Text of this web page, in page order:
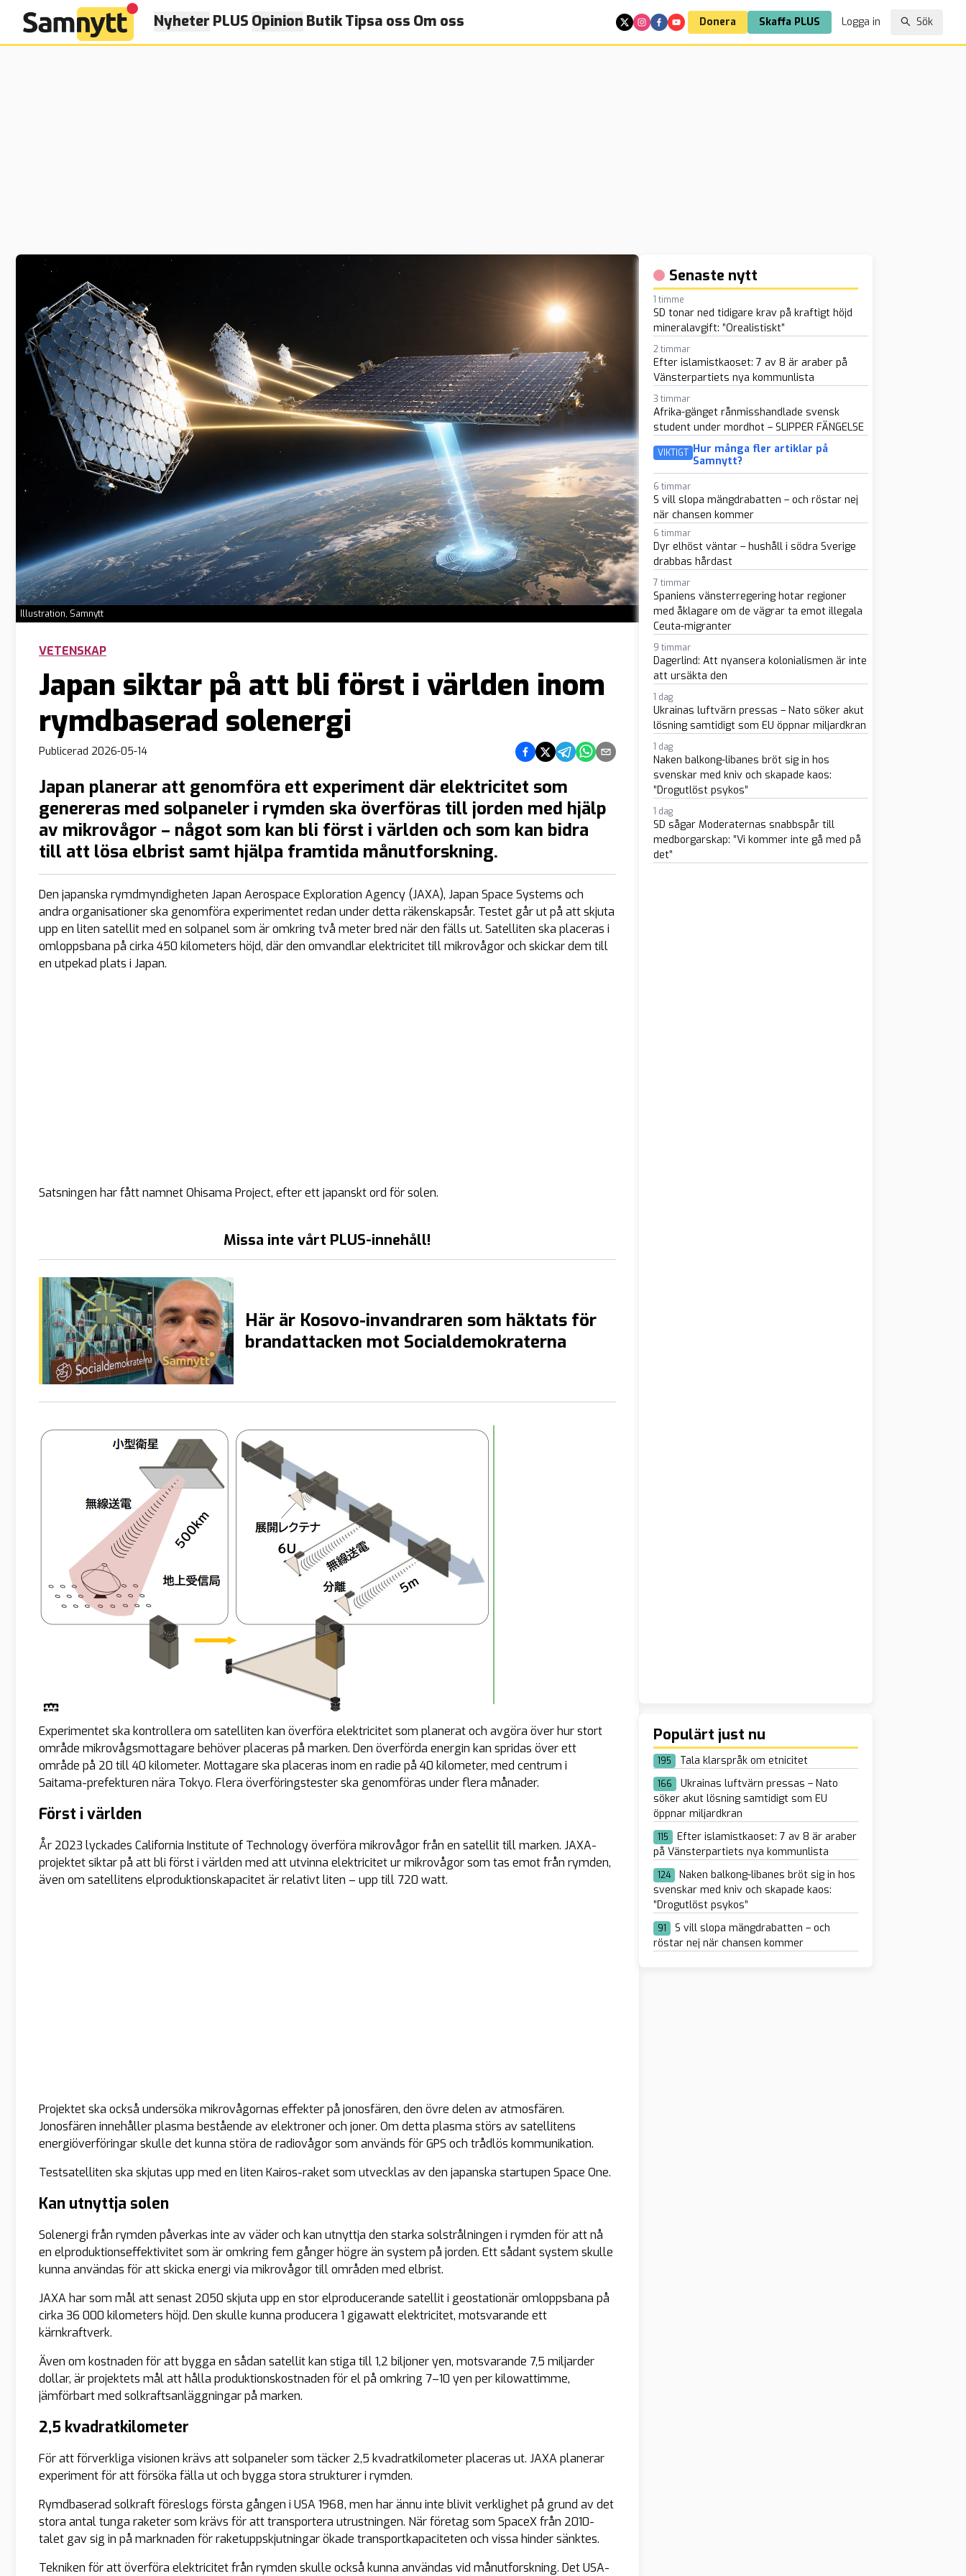
Nyheter PLUS Opinion ButikTipsa oss Om oss Donera Skaffa PLUS Logga in Sök
Illustration, Samnytt
VETENSKAP
Japan siktar på att bli först i världen inom
rymdbaserad solenergi
Publicerad 2026-05-14 Dela på Facebook
Dela på Twitter
Dela på Telegram
Dela på Whatsapp
Dela via e-post
Japan planerar att genomföra ett experiment där elektricitet som
genereras med solpaneler i rymden ska överföras till jorden med hjälp
av mikrovågor – något som kan bli först i världen och som kan bidra
till att lösa elbrist samt hjälpa framtida månutforskning.
Den japanska rymdmyndigheten Japan Aerospace Exploration Agency (JAXA), Japan Space Systems och
andra organisationer ska genomföra experimentet redan under detta räkenskapsår. Testet går ut på att skjuta
upp en liten satellit med en solpanel som är omkring två meter bred när den fälls ut. Satelliten ska placeras i
omloppsbana på cirka 450 kilometers höjd, där den omvandlar elektricitet till mikrovågor och skickar dem till
en utpekad plats i Japan.
Satsningen har fått namnet Ohisama Project, efter ett japanskt ord för solen.
Missa inte vårt PLUS-innehåll!
Här är Kosovo-invandraren som häktats för
brandattacken mot Socialdemokraterna
Experimentet ska kontrollera om satelliten kan överföra elektricitet som planerat och avgöra över hur stort
område mikrovågsmottagare behöver placeras på marken. Den överförda energin kan spridas över ett
område på 20 till 40 kilometer. Mottagare ska placeras inom en radie på 40 kilometer, med centrum i
Saitama-prefekturen nära Tokyo. Flera överföringstester ska genomföras under flera månader.
Först i världen
År 2023 lyckades California Institute of Technology överföra mikrovågor från en satellit till marken. JAXA-
projektet siktar på att bli först i världen med att utvinna elektricitet ur mikrovågor som tas emot från rymden,
även om satellitens elproduktionskapacitet är relativt liten – upp till 720 watt.
Projektet ska också undersöka mikrovågornas effekter på jonosfären, den övre delen av atmosfären.
Jonosfären innehåller plasma bestående av elektroner och joner. Om detta plasma störs av satellitens
energiöverföringar skulle det kunna störa de radiovågor som används för GPS och trådlös kommunikation.
Testsatelliten ska skjutas upp med en liten Kairos-raket som utvecklas av den japanska startupen Space One.
Kan utnyttja solen
Solenergi från rymden påverkas inte av väder och kan utnyttja den starka solstrålningen i rymden för att nå
en elproduktionseffektivitet som är omkring fem gånger högre än system på jorden. Ett sådant system skulle
kunna användas för att skicka energi via mikrovågor till områden med elbrist.
JAXA har som mål att senast 2050 skjuta upp en stor elproducerande satellit i geostationär omloppsbana på
cirka 36 000 kilometers höjd. Den skulle kunna producera 1 gigawatt elektricitet, motsvarande ett
kärnkraftverk.
Även om kostnaden för att bygga en sådan satellit kan stiga till 1,2 biljoner yen, motsvarande 7,5 miljarder
dollar, är projektets mål att hålla produktionskostnaden för el på omkring 7–10 yen per kilowattimme,
jämförbart med solkraftsanläggningar på marken.
2,5 kvadratkilometer
För att förverkliga visionen krävs att solpaneler som täcker 2,5 kvadratkilometer placeras ut. JAXA planerar
experiment för att försöka fälla ut och bygga stora strukturer i rymden.
Rymdbaserad solkraft föreslogs första gången i USA 1968, men har ännu inte blivit verklighet på grund av det
stora antal tunga raketer som krävs för att transportera utrustningen. När företag som SpaceX från 2010-
talet gav sig in på marknaden för raketuppskjutningar ökade transportkapaciteten och vissa hinder sänktes.
Tekniken för att överföra elektricitet från rymden skulle också kunna användas vid månutforskning. Det USA-
Senaste nytt
1 timme
SD tonar ned tidigare krav på kraftigt höjd
mineralavgift: ”Orealistiskt”
2 timmar
Efter islamistkaoset: 7 av 8 är araber på
Vänsterpartiets nya kommunlista
3 timmar
Afrika-gänget rånmisshandlade svensk
student under mordhot – SLIPPER FÄNGELSE
VIKTIGT Hur många fler artiklar på
Samnytt?
6 timmar
S vill slopa mängdrabatten – och röstar nej
när chansen kommer
6 timmar
Dyr elhöst väntar – hushåll i södra Sverige
drabbas hårdast
7 timmar
Spaniens vänsterregering hotar regioner
med åklagare om de vägrar ta emot illegala
Ceuta-migranter
9 timmar
Dagerlind: Att nyansera kolonialismen är inte
att ursäkta den
1 dag
Ukrainas luftvärn pressas – Nato söker akut
lösning samtidigt som EU öppnar miljardkran
1 dag
Naken balkong-libanes bröt sig in hos
svenskar med kniv och skapade kaos:
”Drogutlöst psykos”
1 dag
SD sågar Moderaternas snabbspår till
medborgarskap: ”Vi kommer inte gå med på
det”
Populärt just nu
195 Tala klarspråk om etnicitet
166
Ukrainas luftvärn pressas – Nato
söker akut lösning samtidigt som EU
öppnar miljardkran
115
Efter islamistkaoset: 7 av 8 är araber
på Vänsterpartiets nya kommunlista
124
Naken balkong-libanes bröt sig in hos
svenskar med kniv och skapade kaos:
”Drogutlöst psykos”
91
S vill slopa mängdrabatten – och
röstar nej när chansen kommer